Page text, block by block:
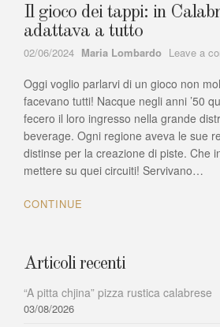
Il gioco dei tappi: in
adattava a tutto
02/06/2024 Author
Maria Lombardo Leave a
Oggi voglio parlarvi di un gioco non
facevano tutti! Nacque negli anni ’50
fecero il loro ingresso nella grande
beverage. Ogni regione aveva le sue
distinse per la creazione di piste. Che
mettere su quei circuiti! Servivano…
CONTINUE
Articoli recenti
“A pitta chjina” pizza rustica calabrese
03/08/2026